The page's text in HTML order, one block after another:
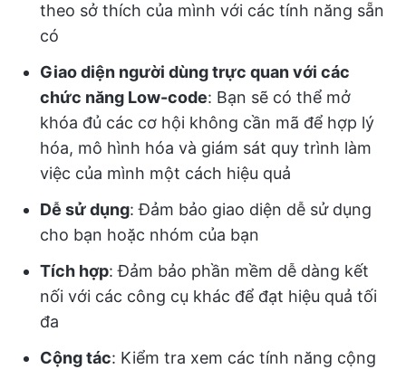
theo sở thích của mình với các tính năng sẵn
có
Giao diện người dùng trực quan với các
chức năng Low-code: Bạn sẽ có thể mở
khóa đủ các cơ hội không cần mã để hợp lý
hóa, mô hình hóa và giám sát quy trình làm
việc của mình một cách hiệu quả
Dễ sử dụng: Đảm bảo giao diện dễ sử dụng
cho bạn hoặc nhóm của bạn
Tích hợp: Đảm bảo phần mềm dễ dàng kết
nối với các công cụ khác để đạt hiệu quả tối
đa
Cộng tác: Kiểm tra xem các tính năng cộng